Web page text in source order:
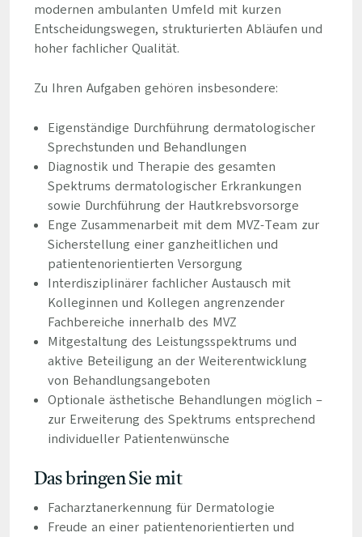
modernen ambulanten Umfeld mit kurzen
Entscheidungswegen, strukturierten Abläufen und
hoher fachlicher Qualität.
Zu Ihren Aufgaben gehören insbesondere:
Eigenständige Durchführung dermatologischer
Sprechstunden und Behandlungen
Diagnostik und Therapie des gesamten
Spektrums dermatologischer Erkrankungen
sowie Durchführung der Hautkrebsvorsorge
Enge Zusammenarbeit mit dem MVZ-Team zur
Sicherstellung einer ganzheitlichen und
patientenorientierten Versorgung
Interdisziplinärer fachlicher Austausch mit
Kolleginnen und Kollegen angrenzender
Fachbereiche innerhalb des MVZ
Mitgestaltung des Leistungsspektrums und
aktive Beteiligung an der Weiterentwicklung
von Behandlungsangeboten
Optionale ästhetische Behandlungen möglich –
zur Erweiterung des Spektrums entsprechend
individueller Patientenwünsche
Das bringen Sie mit
Facharztanerkennung für Dermatologie
Freude an einer patientenorientierten und